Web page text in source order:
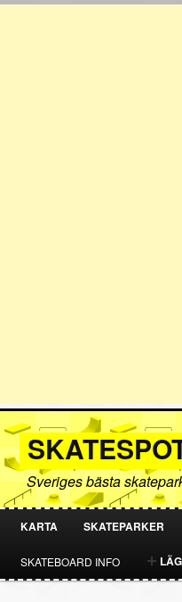
Sveriges bästa
HOPPA
TILL
HOPPA
TILL
KARTA SKATEPARKER
SKATEBOARD INFO